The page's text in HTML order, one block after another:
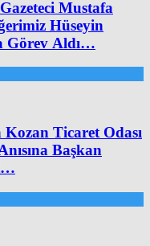
Mustafa
Hüseyin
Görev Aldı…
Ticaret Odası
Başkan